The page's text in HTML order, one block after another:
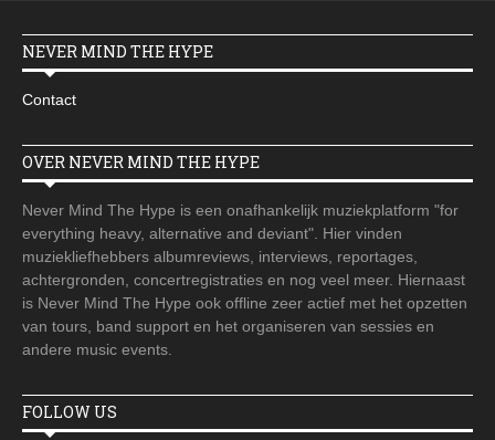
NEVER MIND THE HYPE
Contact
OVER NEVER MIND THE HYPE
Never Mind The Hype is een onafhankelijk muziekplatform "for
everything heavy, alternative and deviant". Hier vinden
muziekliefhebbers albumreviews, interviews, reportages,
achtergronden, concertregistraties en nog veel meer. Hiernaast
is Never Mind The Hype ook offline zeer actief met het opzetten
van tours, band support en het organiseren van sessies en
andere music events.
FOLLOW US